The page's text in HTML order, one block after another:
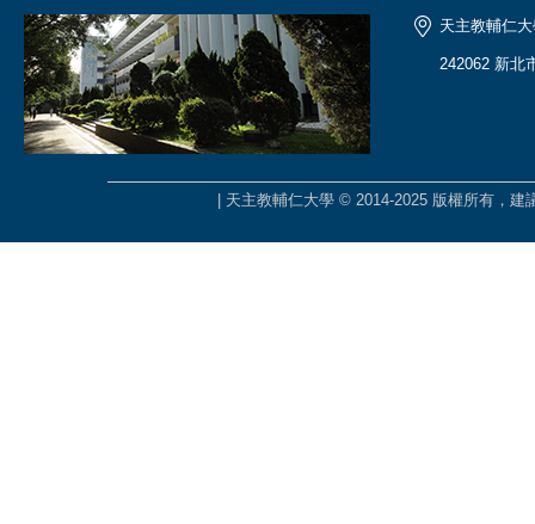
天主教輔仁
242062 新北
| 天主教輔仁大學 © 2014-2025 版權所有，